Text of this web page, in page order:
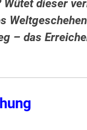
dieser
– das